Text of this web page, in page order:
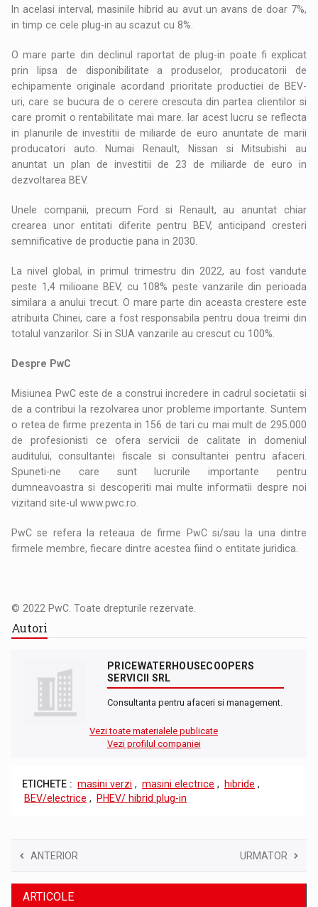
In acelasi interval, masinile hibrid au avut un avans de doar 7%,
in timp ce cele plug-in au scazut cu 8%.
O mare parte din declinul raportat de plug-in poate fi explicat
prin lipsa de disponibilitate a produselor, producatorii de
echipamente originale acordand prioritate productiei de BEV-
uri, care se bucura de o cerere crescuta din partea clientilor si
care promit o rentabilitate mai mare. Iar acest lucru se reflecta
in planurile de investitii de miliarde de euro anuntate de marii
producatori auto. Numai Renault, Nissan si Mitsubishi au
anuntat un plan de investitii de 23 de miliarde de euro in
dezvoltarea BEV.
Unele companii, precum Ford si Renault, au anuntat chiar
crearea unor entitati diferite pentru BEV, anticipand cresteri
semnificative de productie pana in 2030.
La nivel global, in primul trimestru din 2022, au fost vandute
peste 1,4 milioane BEV, cu 108% peste vanzarile din perioada
similara a anului trecut. O mare parte din aceasta crestere este
atribuita Chinei, care a fost responsabila pentru doua treimi din
totalul vanzarilor. Si in SUA vanzarile au crescut cu 100%.
Despre PwC
Misiunea PwC este de a construi incredere in cadrul societatii si
de a contribui la rezolvarea unor probleme importante. Suntem
o retea de firme prezenta in 156 de tari cu mai mult de 295.000
de profesionisti ce ofera servicii de calitate in domeniul
auditului, consultantei fiscale si consultantei pentru afaceri.
Spuneti-ne care sunt lucrurile importante pentru
dumneavoastra si descoperiti mai multe informatii despre noi
vizitand site-ul www.pwc.ro.
PwC se refera la reteaua de firme PwC si/sau la una dintre
firmele membre, fiecare dintre acestea fiind o entitate juridica.
© 2022 PwC. Toate drepturile rezervate.
Autori
PRICEWATERHOUSECOOPERS
SERVICII SRL
Consultanta pentru afaceri si management.
Vezi toate materialele publicate
Vezi profilul companiei
ETICHETE : masini verzi , masini electrice , hibride ,
BEV/electrice , PHEV/ hibrid plug-in
ANTERIOR URMATOR
ARTICOLE